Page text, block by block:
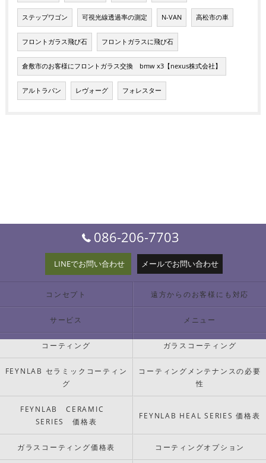
ステップワゴン 可視光線透過率の測定 N-VAN 高松市の車
フロントガラス飛び石 フロントガラスに飛び石
倉敷市のお客様にフロントガラス交換 bmw x3【nexus株式会社】
アルトラパン レヴォーグ フォレスター
086-206-7703
LINEでお問い合わせ メールでお問い合わせ
コンセプト 遠方からのお客様にも対応
サービス メニュー
コーティング ガラスコーティング
FEYNLAB セラミックコーティン
グ
コーティングメンテナンスの必要
性
FEYNLAB CERAMIC
SERIES 価格表
FEYNLAB HEAL SERIES 価格表
ガラスコーティング価格表 コーティングオプション